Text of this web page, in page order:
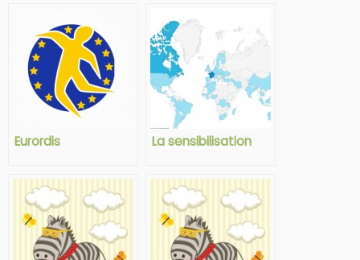
Eurordis La sensibilisation